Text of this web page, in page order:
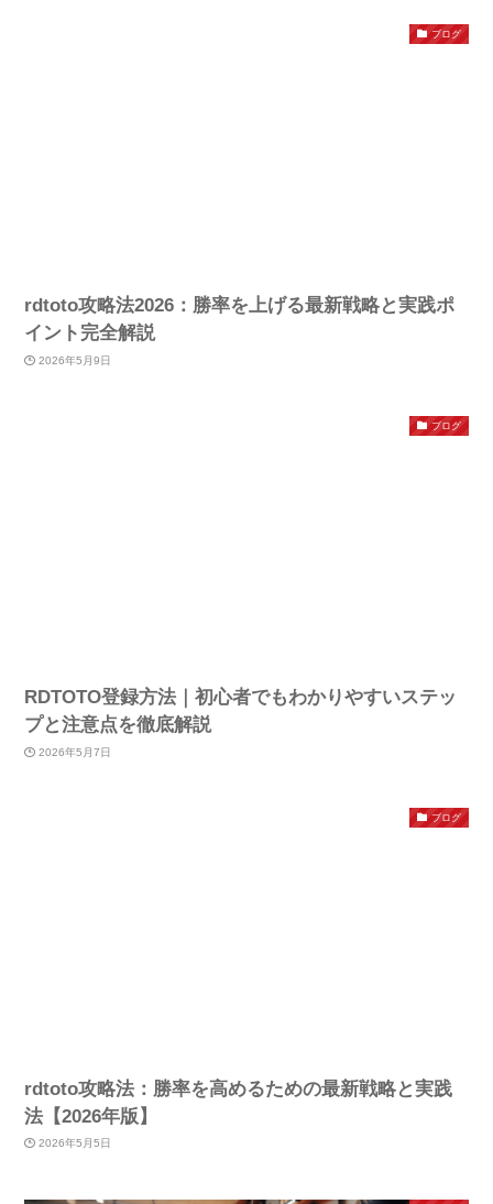
ブログ
rdtoto攻略法2026：勝率を上げる最新戦略と実践ポ
イント完全解説
2026年5月9日
ブログ
RDTOTO登録方法｜初心者でもわかりやすいステッ
プと注意点を徹底解説
2026年5月7日
ブログ
rdtoto攻略法：勝率を高めるための最新戦略と実践
法【2026年版】
2026年5月5日